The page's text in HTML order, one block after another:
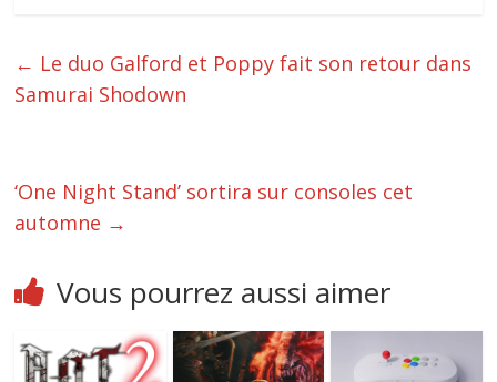
← Le duo Galford et Poppy fait son retour dans
Samurai Shodown
‘One Night Stand’ sortira sur consoles cet
automne →
Vous pourrez aussi aimer